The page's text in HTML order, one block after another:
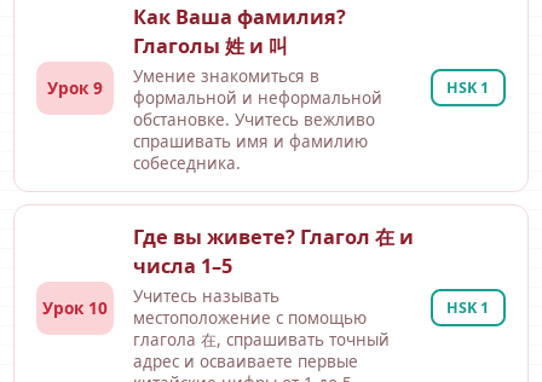
Урок 9
Как Ваша фамилия?
Глаголы 姓 и 叫
Умение знакомиться в
формальной и неформальной
обстановке. Учитесь вежливо
спрашивать имя и фамилию
собеседника.
HSK 1
Урок 10
Где вы живете? Глагол 在 и
числа 1–5
Учитесь называть
местоположение с помощью
глагола 在, спрашивать точный
адрес и осваиваете первые
HSK 1